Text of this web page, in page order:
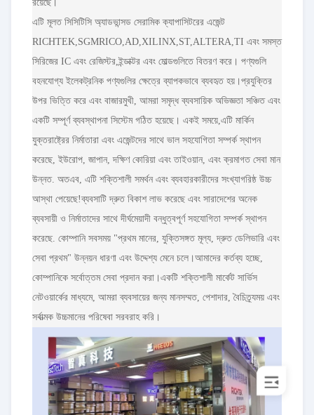
রয়েছে।
এটি মূলত সিসিটিসি অ্যাডভান্সড সেরামিক ক্যাপাসিটরের এজেন্ট
RICHTEK,SGMRICO,AD,XILINX,ST,ALTERA,TI এবং সমস্ত
সিরিজের IC এবং রেজিস্টর,ইন্ডাক্টর এবং মোল্ডগুলিতে বিতরণ করে। পণ্যগুলি
বহনযোগ্য ইলেকট্রনিক পণ্যগুলির ক্ষেত্রে ব্যাপকভাবে ব্যবহৃত হয়।প্রযুক্তির
উপর ভিত্তি করে এবং বাজারমুখী, আমরা সমৃদ্ধ ব্যবসায়িক অভিজ্ঞতা সঞ্চিত এবং
একটি সম্পূর্ণ ব্যবস্থাপনা সিস্টেম গঠিত হয়েছে। একই সময়ে,এটি মার্কিন
যুক্তরাষ্ট্রের নির্মাতারা এবং এজেন্টদের সাথে ভাল সহযোগিতা সম্পর্ক স্থাপন
করেছে, ইউরোপ, জাপান, দক্ষিণ কোরিয়া এবং তাইওয়ান, এবং ক্রমাগত সেবা মান
উন্নত. অতএব, এটি শক্তিশালী সমর্থন এবং ব্যবহারকারীদের সংখ্যাগরিষ্ঠ উচ্চ
আস্থা পেয়েছে!ব্যবসাটি দ্রুত বিকাশ লাভ করেছে এবং সারাদেশের অনেক
ব্যবসায়ী ও নির্মাতাদের সাথে দীর্ঘমেয়াদী বন্ধুত্বপূর্ণ সহযোগিতা সম্পর্ক স্থাপন
করেছে. কোম্পানি সবসময় "প্রথম মানের, যুক্তিসঙ্গত মূল্য, দ্রুত ডেলিভারি এবং
সেবা প্রথম" উন্নয়ন ধারণা এবং উদ্দেশ্য মেনে চলে।আমাদের কর্তব্য হচ্ছে,
কোম্পানিকে সর্বোত্তম সেবা প্রদান করা।একটি শক্তিশালী মার্কেট সার্ভিস
নেটওয়ার্কের মাধ্যমে, আমরা ব্যবসায়ের জন্য মানসম্মত, পেশাদার, বৈচিত্র্যময় এবং
সর্বাত্মক উচ্চমানের পরিষেবা সরবরাহ করি।